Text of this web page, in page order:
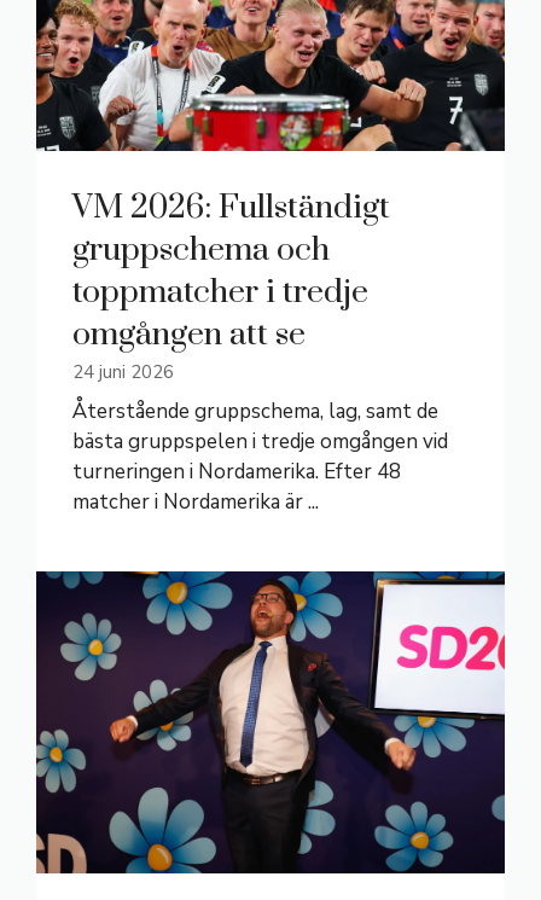
VM 2026: Fullständigt
gruppschema och
toppmatcher i tredje
omgången att se
24 juni 2026
Återstående gruppschema, lag, samt de
bästa gruppspelen i tredje omgången vid
turneringen i Nordamerika. Efter 48
matcher i Nordamerika är ...